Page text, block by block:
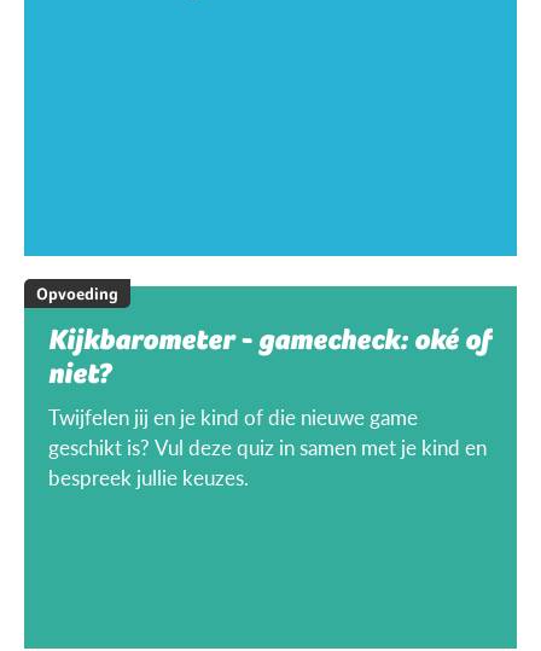
Opvoeding
Kijkbarometer - gamecheck: oké of
niet?
Twijfelen jij en je kind of die nieuwe game
geschikt is? Vul deze quiz in samen met je kind en
bespreek jullie keuzes.